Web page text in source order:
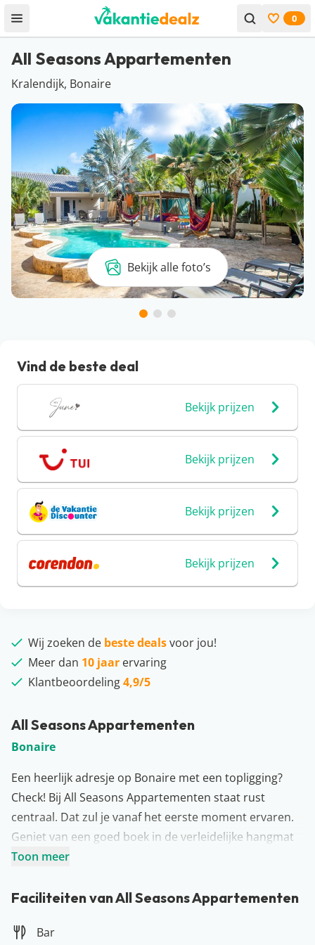
Open menu Bekijk
0
All Seasons Appartementen
Kralendijk, Bonaire
Bekijk alle foto’s
All Seasons Appartementen
Bonaire
Een heerlijk adresje op Bonaire met een topligging?
Check! Bij All Seasons Appartementen staat rust
centraal. Dat zul je vanaf het eerste moment ervaren.
Geniet van een goed boek in de verleidelijke hangmat
of relax in de zon op een loungebed. Iets te warm
gezelligheid om je heen. Het geliefde Kralendijk ligt op
een aanrader voor op jullie to-do list. Ook het strand
Toon meer
Faciliteiten van All Seasons Appartementen
Bar
Vind de beste deal
Bekijk prijzen
Bekijk prijzen
Bekijk prijzen
Bekijk prijzen
Wij zoeken de beste dealsvoor jou!
Meer dan 10 jaar ervaring
Klantbeoordeling4,9/5